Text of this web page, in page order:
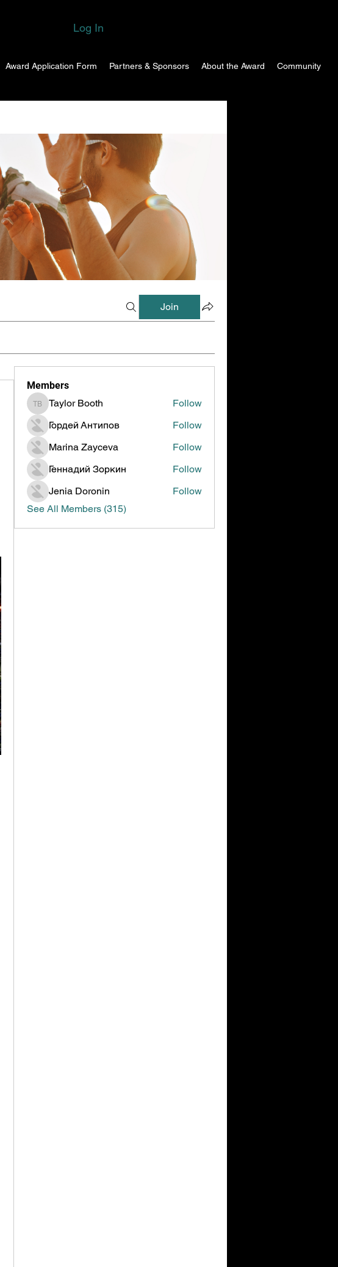
Log In
Award Application Form Partners & Sponsors About the Award Community
Join
Members
Taylor Booth
Taylor Booth
Follow
Гордей Антипов
Follow
Marina Zayceva
Follow
Геннадий Зоркин
Follow
Jenia Doronin
Follow
See All Members (315)